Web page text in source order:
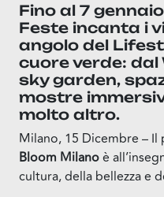
Fino al 7
Feste incanta i
angolo del
cuore verde:
sky garden,
mostre
molto altro.
Milano, 15 Dicembre – Il
Bloom Milanoè
cultura, della bellezza e